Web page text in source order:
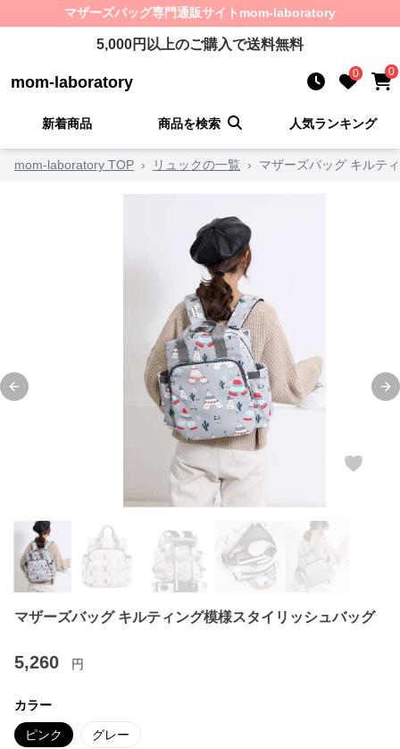
マザーズバッグ専門通販サイト mom-laboratory
5,000円以上のご購入で送料無料
mom-laboratory 0 0
新着商品 商品を検索 人気ランキング
mom-laboratory TOP › リュックの一覧 › マザーズバッグ キルテ
Previous slide
マザーズバッグ キルティング模様スタイリッシュバッグ
5,260 円
カラー
ピンク グレー